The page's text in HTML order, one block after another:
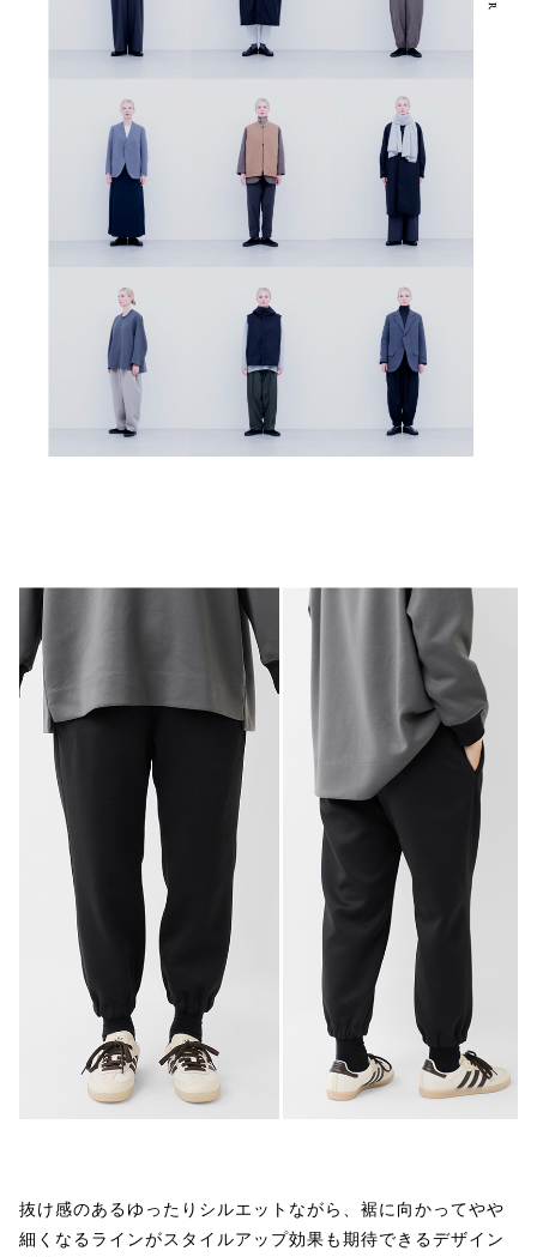
抜け感のあるゆったりシルエットながら、裾に向かってやや
細くなるラインがスタイルアップ効果も期待できるデザイン